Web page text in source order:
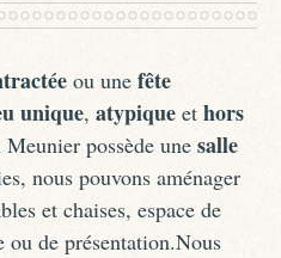
ou une fête
unique, atypique et hors
possède une salle
nous pouvons aménager
et chaises, espace de
ou de présentation.Nous